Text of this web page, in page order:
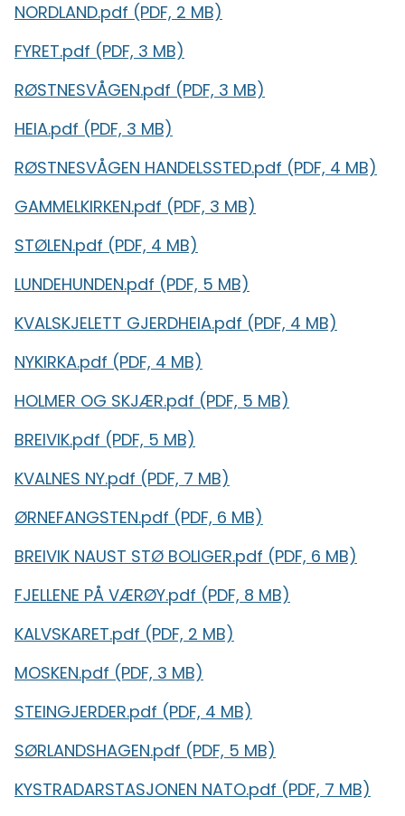
NORDLAND.pdf (PDF, 2 MB)
FYRET.pdf (PDF, 3 MB)
RØSTNESVÅGEN.pdf (PDF, 3 MB)
HEIA.pdf (PDF, 3 MB)
RØSTNESVÅGEN HANDELSSTED.pdf (PDF, 4 MB)
GAMMELKIRKEN.pdf (PDF, 3 MB)
STØLEN.pdf (PDF, 4 MB)
LUNDEHUNDEN.pdf (PDF, 5 MB)
KVALSKJELETT GJERDHEIA.pdf (PDF, 4 MB)
NYKIRKA.pdf (PDF, 4 MB)
HOLMER OG SKJÆR.pdf (PDF, 5 MB)
BREIVIK.pdf (PDF, 5 MB)
KVALNES NY.pdf (PDF, 7 MB)
ØRNEFANGSTEN.pdf (PDF, 6 MB)
BREIVIK NAUST STØ BOLIGER.pdf (PDF, 6 MB)
FJELLENE PÅ VÆRØY.pdf (PDF, 8 MB)
KALVSKARET.pdf (PDF, 2 MB)
MOSKEN.pdf (PDF, 3 MB)
STEINGJERDER.pdf (PDF, 4 MB)
SØRLANDSHAGEN.pdf (PDF, 5 MB)
KYSTRADARSTASJONEN NATO.pdf (PDF, 7 MB)